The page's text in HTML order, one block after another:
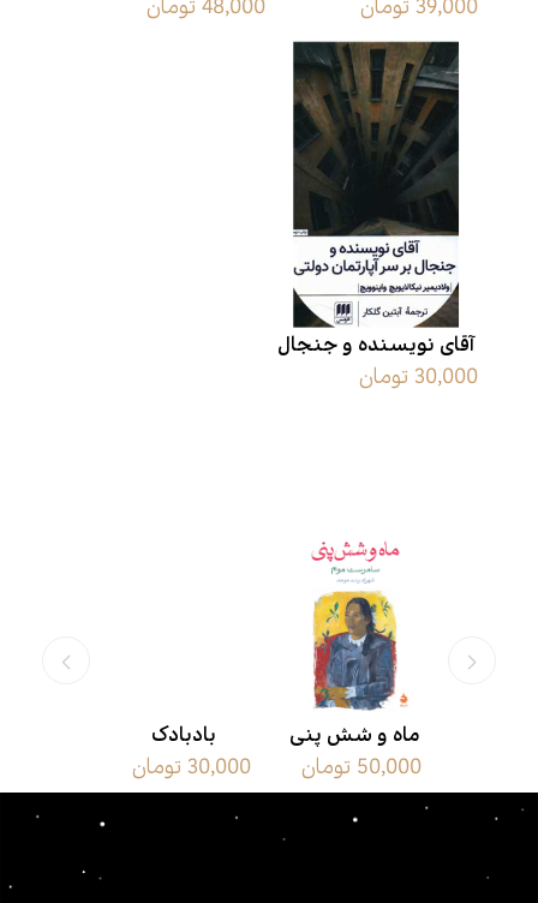
39,000 تومان 48,000 تومان
آقای نویسنده و جنجال
بر سر آپارتمان دولتی
30,000 تومان
ماه و شش پنی
50,000 تومان
بادبادک
30,000 تومان